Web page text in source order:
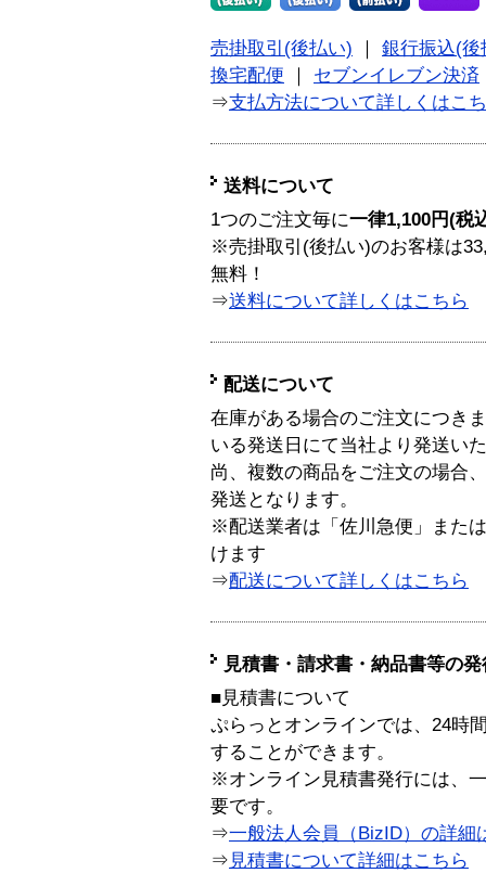
売掛取引(後払い)
銀行振込(後
換宅配便
セブンイレブン決済
⇒支払方法について詳しくはこ
送料について
1つのご注文毎に一律1,100円(税
※売掛取引(後払い)のお客様は
無料！
⇒送料について詳しくはこちら
配送について
在庫がある場合のご注文につき
いる発送日にて当社より発送い
尚、複数の商品をご注文の場合
発送となります。
※配送業者は「佐川急便」また
けます
⇒配送について詳しくはこちら
見積書・請求書・納品書等の
■見積書について
ぷらっとオンラインでは、24時
することができます。
※オンライン見積書発行には、
要です。
⇒一般法人会員（BizID）の詳細
⇒ 見積書について詳細はこちら